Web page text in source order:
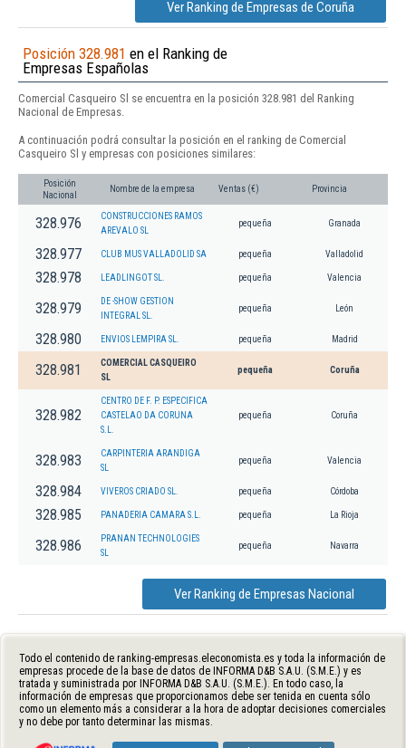
Ver Ranking de Empresas de Coruña
Posición 328.981 en el Ranking de
Empresas Españolas
Comercial Casqueiro Sl se encuentra en la posición 328.981 del Ranking
Nacional de Empresas.
A continuación podrá consultar la posición en el ranking de Comercial
Casqueiro Sl y empresas con posiciones similares:
Posición
Nacional
Nombre de la empresa Ventas (€) Provincia
328.976
CONSTRUCCIONES RAMOS
AREVALO SL
pequeña Granada
328.977 CLUB MUS VALLADOLID SA pequeña Valladolid
328.978 LEADLINGOT SL. pequeña Valencia
328.979
DE -SHOW GESTION
INTEGRAL SL.
pequeña León
328.980 ENVIOS LEMPIRA SL. pequeña Madrid
328.981
COMERCIAL CASQUEIRO
SL
pequeña Coruña
328.982
CENTRO DE F. P. ESPECIFICA
CASTELAO DA CORUNA
S.L.
pequeña Coruña
328.983
CARPINTERIA ARANDIGA
SL
pequeña Valencia
328.984 VIVEROS CRIADO SL. pequeña Córdoba
328.985 PANADERIA CAMARA S.L. pequeña La Rioja
328.986
PRANAN TECHNOLOGIES
SL
pequeña Navarra
Ver Ranking de Empresas Nacional
Todo el contenido de ranking-empresas.eleconomista.es y toda la información de
empresas procede de la base de datos de INFORMA D&B S.A.U. (S.M.E.) y es
tratada y suministrada por INFORMA D&B S.A.U. (S.M.E.). En todo caso, la
información de empresas que proporcionamos debe ser tenida en cuenta sólo
como un elemento más a considerar a la hora de adoptar decisiones comerciales
y no debe por tanto determinar las mismas.